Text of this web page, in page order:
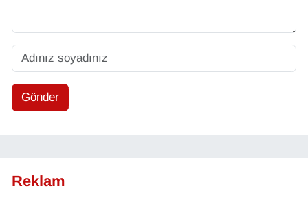
Gönder
Reklam